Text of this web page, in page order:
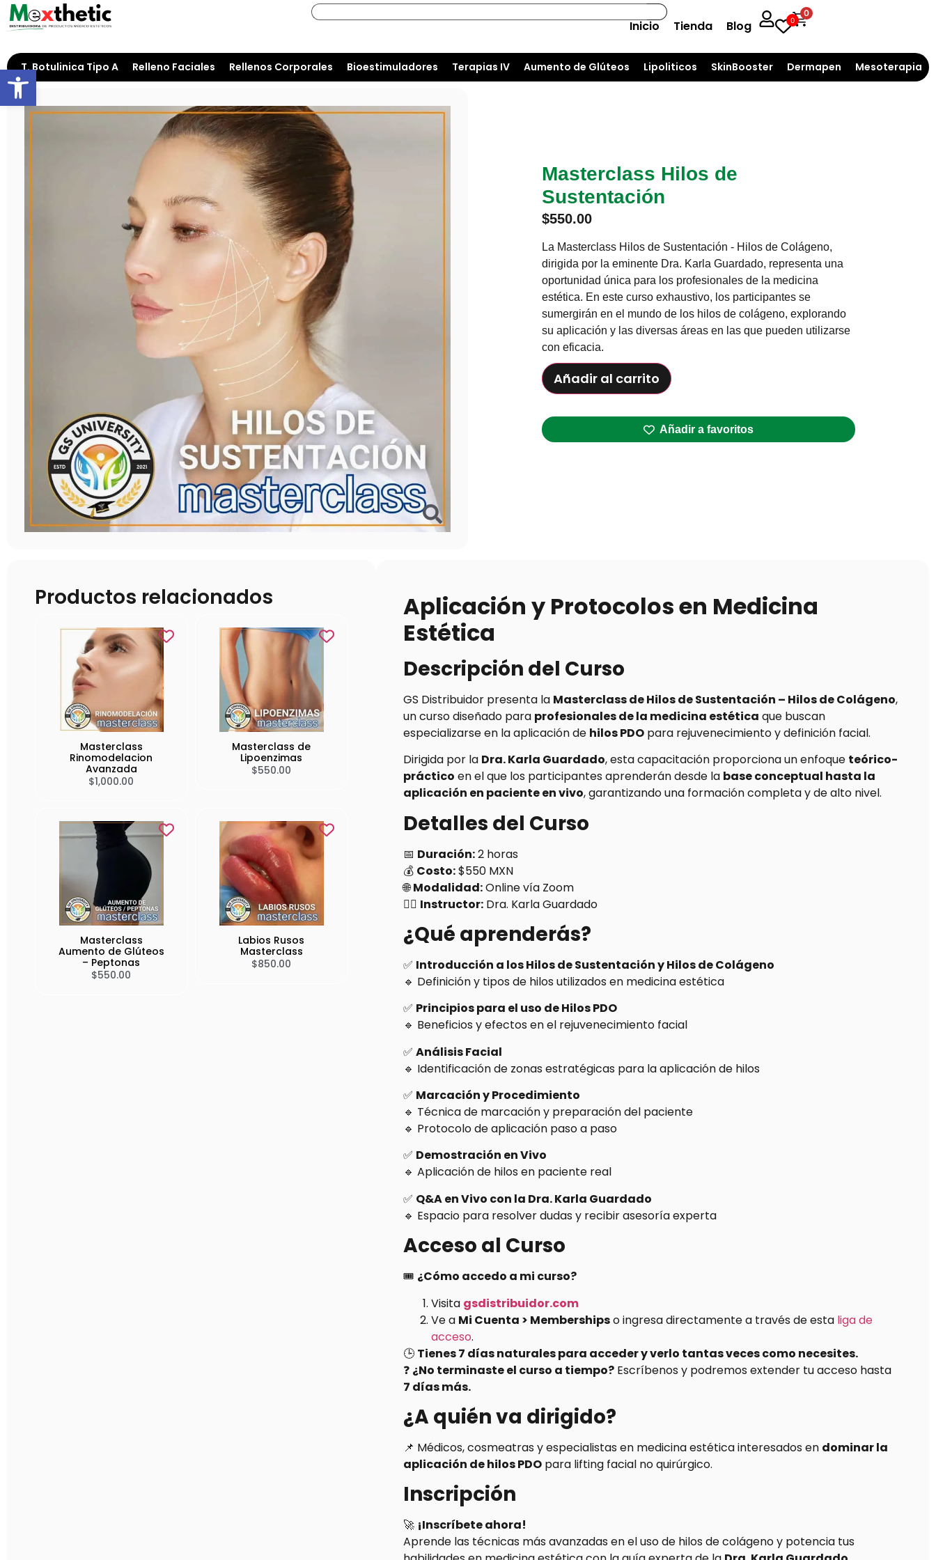
Open toolbar
Inicio Tienda Blog 0
0
T. Botulinica Tipo A Relleno Faciales Rellenos Corporales Bioestimuladores Terapias IV Aumento de Glúteos Lipoliticos SkinBooster Dermapen Mesoterapia
Masterclass Hilos de
Sustentación
$550.00
La Masterclass Hilos de Sustentación - Hilos de Colágeno,
dirigida por la eminente Dra. Karla Guardado, representa una
oportunidad única para los profesionales de la medicina
estética. En este curso exhaustivo, los participantes se
sumergirán en el mundo de los hilos de colágeno, explorando
su aplicación y las diversas áreas en las que pueden utilizarse
con eficacia.
Añadir al carrito
Añadir a favoritos
Productos relacionados
Masterclass
Rinomodelacion
Avanzada
$1,000.00
Masterclass de
Lipoenzimas
$550.00
Masterclass
Aumento de Glúteos
– Peptonas
$550.00
Labios Rusos
Masterclass
$850.00
Aplicación y Protocolos en Medicina
Estética
Descripción del Curso
GS Distribuidor presenta la Masterclass de Hilos de Sustentación – Hilos de Colágeno,
un curso diseñado para profesionales de la medicina estética que buscan
especializarse en la aplicación de hilos PDO para rejuvenecimiento y definición facial.
Dirigida por la Dra. Karla Guardado, esta capacitación proporciona un enfoque teórico-
práctico en el que los participantes aprenderán desde la base conceptual hasta la
aplicación en paciente en vivo, garantizando una formación completa y de alto nivel.
Detalles del Curso
📅 Duración:2 horas
💰 Costo:$550 MXN
🌐Modalidad:Online vía Zoom
👩‍⚕️ Instructor: Dra. Karla Guardado
¿Qué aprenderás?
✅ Introducción a los Hilos de Sustentación y Hilos de Colágeno
🔹 Definición y tipos de hilos utilizados en medicina estética
✅ Principios para el uso de Hilos PDO
🔹 Beneficios y efectos en el rejuvenecimiento facial
✅Análisis Facial
🔹 Identificación de zonas estratégicas para la aplicación de hilos
✅ Marcación y Procedimiento
🔹 Técnica de marcación y preparación del paciente
🔹 Protocolo de aplicación paso a paso
✅ Demostración en Vivo
🔹 Aplicación de hilos en paciente real
✅ Q&A en Vivo con la Dra. Karla Guardado
🔹 Espacio para resolver dudas y recibir asesoría experta
Acceso al Curso
🎟️ ¿Cómo accedo a mi curso?
Visita gsdistribuidor.com
Ve a Mi Cuenta > Membershipso ingresa directamente a través de esta liga de
acceso.
🕒 Tienes 7 días naturales para acceder y verlo tantas veces como necesites.
❓ ¿No terminaste el curso a tiempo? Escríbenos y podremos extender tu acceso hasta
7 días más.
¿A quién va dirigido?
📌 Médicos, cosmeatras y especialistas en medicina estética interesados en dominar la
aplicación de hilos PDO para lifting facial no quirúrgico.
Inscripción
🚀 ¡Inscríbete ahora!
Aprende las técnicas más avanzadas en el uso de hilos de colágeno y potencia tus